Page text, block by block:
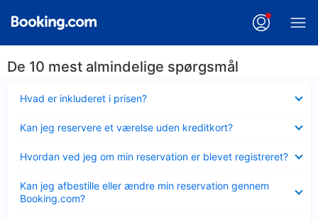
De 10 mest almindelige spørgsmål
Hvad er inkluderet i prisen?
Kan jeg reservere et værelse uden kreditkort?
Hvordan ved jeg om min reservation er blevet registreret?
Kan jeg afbestille eller ændre min reservation gennem
Booking.com?